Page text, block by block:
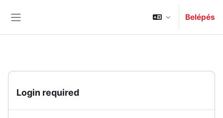
Belépés
Login required